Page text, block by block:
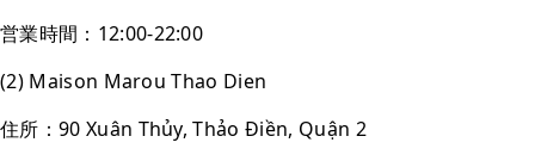
営業時間：12:00-22:00
(2) Maison Marou Thao Dien
住所：90 Xuân Thủy, Thảo Điền, Quận 2